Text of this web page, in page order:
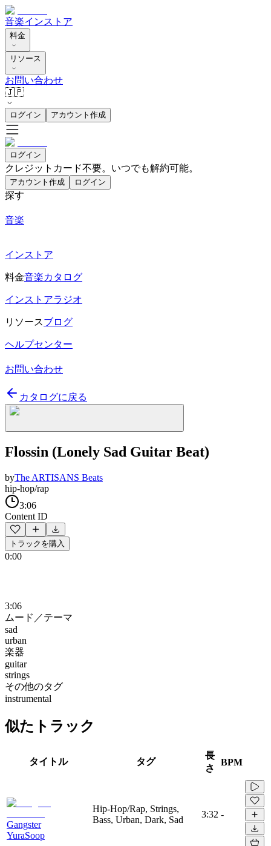
音楽インストア
料金
リソース
お問い合わせ
🇯🇵
ログイン アカウント作成
ログイン
クレジットカード不要。いつでも解約可能。
アカウント作成 ログイン
探す
音楽
インストア
料金音楽カタログ
インストアラジオ
リソースブログ
ヘルプセンター
お問い合わせ
カタログに戻る
Flossin (Lonely Sad Guitar Beat)
byThe ARTISANS Beats
hip-hop/rap
3:06
Content ID
トラックを購入
0:00
3:06
ムード／テーマ
sad
urban
楽器
guitar
strings
その他のタグ
instrumental
似たトラック
タイトル タグ
長
さ
BPM
Gangster
YuraSoop
Hip-Hop/Rap, Strings,
Bass, Urban, Dark, Sad
3:32 -